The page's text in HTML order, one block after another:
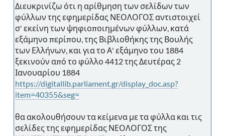
Διευκρινίζω ότι η αρίθμηση των σελίδων των
φύλλων της εφημερίδας ΝΕΟΛΟΓΟΣ αντιστοιχεί
σ' εκείνη των ψηφιοποιημένων φύλλων, κατά
εξάμηνο περίπου, της Βιβλιοθήκης της Βουλής
των Ελλήνων, και για το Α' εξάμηνο του 1884
ξεκινούν από το φύλλο 4412 της Δευτέρας 2
Ιανουαρίου 1884
https://digitallib.parliament.gr/display_doc.asp?
item=40355&seg=
θα ακολουθήσουν τα κείμενα με τα φύλλα και τις
σελίδες της εφημερίδας ΝΕΟΛΟΓΟΣ της